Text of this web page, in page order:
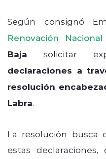
Según consignó
Renovación Nacional
Baja solicitar
declaraciones a
resolución,
Labra.
La resolución busca
estas declaraciones,